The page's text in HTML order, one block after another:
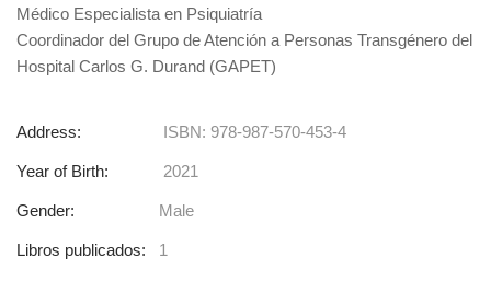
Médico Especialista en Psiquiatría
Coordinador del Grupo de Atención a Personas Transgénero del
Hospital Carlos G. Durand (GAPET)
Address: ISBN: 978-987-570-453-4
Year of Birth: 2021
Gender: Male
Libros publicados: 1